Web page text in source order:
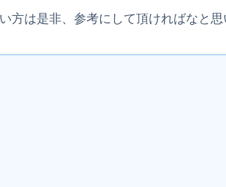
方は是非、参考にして頂ければなと思